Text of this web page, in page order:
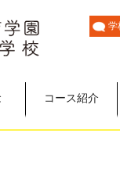
学
コース紹介